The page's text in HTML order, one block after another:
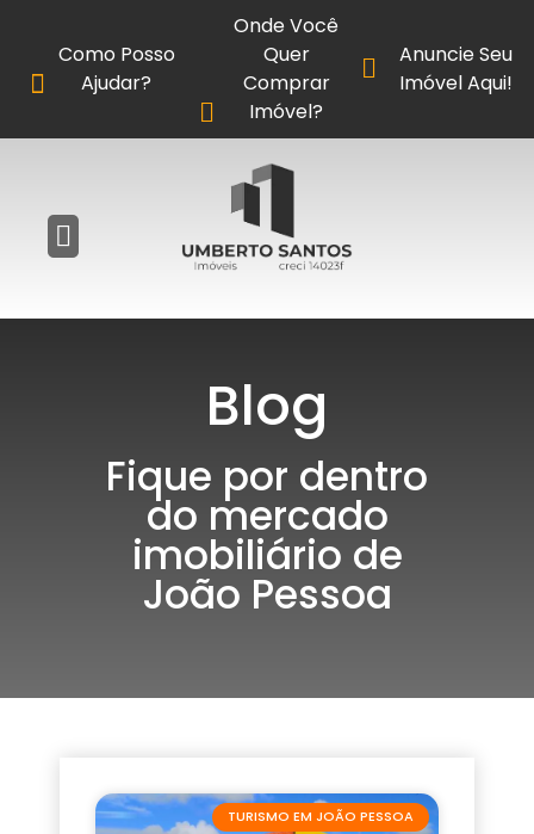
Anuncie Seu
Imóvel Aqui!
Como Posso
Ajudar?
Onde Você
Quer
Comprar
Imóvel?
Blog
Fique por dentro
do mercado
imobiliário de
João Pessoa
TURISMO EM JOÃO PESSOA